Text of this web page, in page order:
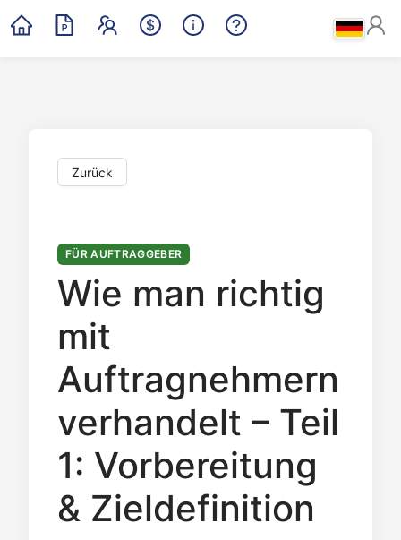
Zurück
FÜR AUFTRAGGEBER
Wie man richtig
mit
Auftragnehmern
verhandelt – Teil
1: Vorbereitung
& Zieldefinition